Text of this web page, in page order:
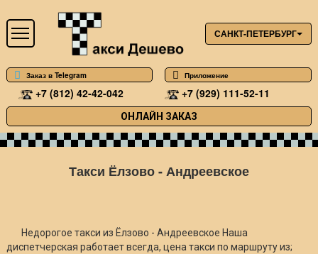
САНКТ-ПЕТЕРБУРГ
Заказ в Telegram Приложение
+7 (812) 42-42-042 +7 (929) 111-52-11
ОНЛАЙН ЗАКАЗ
Такси Ёлзово - Андреевское
Недорогое такси из Ёлзово - Андреевское Наша
диспетчерская работает всегда, цена такси по маршруту из;